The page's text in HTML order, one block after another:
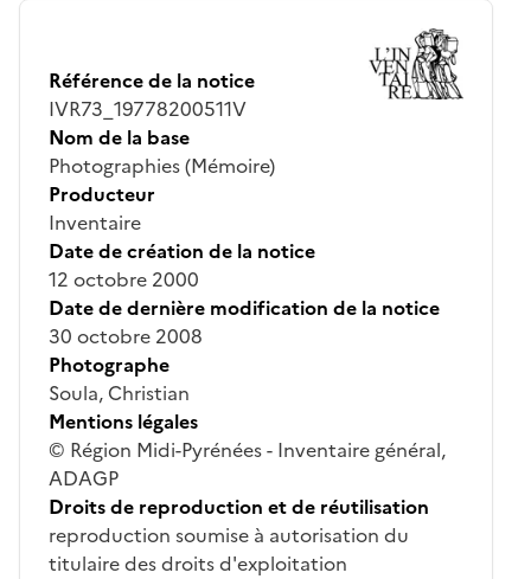
Référence de la notice
IVR73_19778200511V
Nom de la base
Photographies (Mémoire)
Producteur
Inventaire
Date de création de la notice
12 octobre 2000
Date de dernière modification de la notice
30 octobre 2008
Photographe
Soula, Christian
Mentions légales
© Région Midi-Pyrénées - Inventaire général,
ADAGP
Droits de reproduction et de réutilisation
reproduction soumise à autorisation du
titulaire des droits d'exploitation